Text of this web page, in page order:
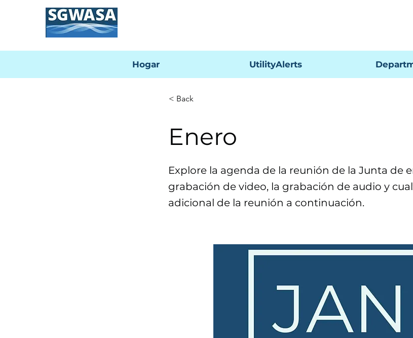
Hogar UtilityAlerts
< Back
Enero
Explore la agenda de la reunión de la Junta de
grabación de video, la grabación de audio y
adicional de la reunión a continuación.